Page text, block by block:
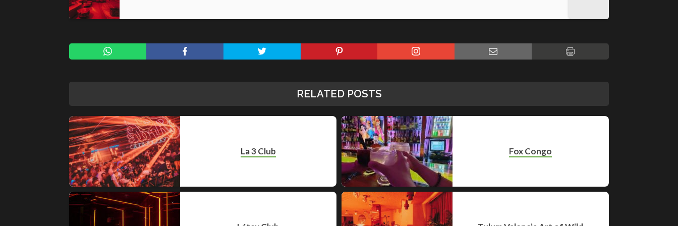
RELATED POSTS
La 3 Club Fox Congo